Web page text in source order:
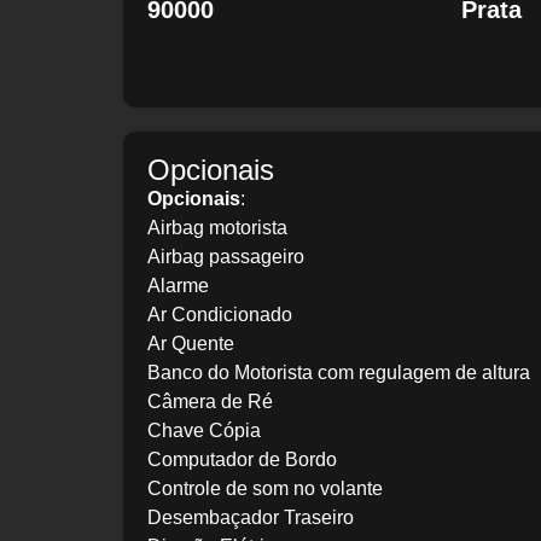
90000 Prata
Opcionais
Opcionais:
Airbag motorista
Airbag passageiro
Alarme
Ar Condicionado
Ar Quente
Banco do Motorista com regulagem de altura
Câmera de Ré
Chave Cópia
Computador de Bordo
Controle de som no volante
Desembaçador Traseiro